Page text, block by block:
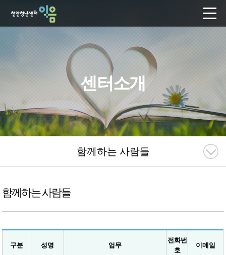
센터소개
함께하는 사람들
함께하는 사람들
구분 성명 업무
전화번
호
이메일